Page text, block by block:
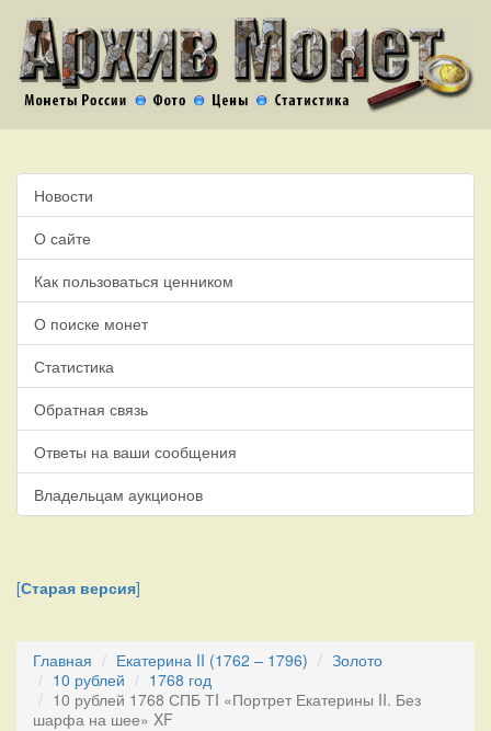
Новости
О сайте
Как пользоваться ценником
О поиске монет
Статистика
Обратная связь
Ответы на ваши сообщения
Владельцам аукционов
[Старая версия]
Главная Екатерина II (1762 – 1796)
Золото
10 рублей
1768 год
10 рублей 1768 СПБ ТI «Портрет Екатерины II. Без
шарфа на шее» XF